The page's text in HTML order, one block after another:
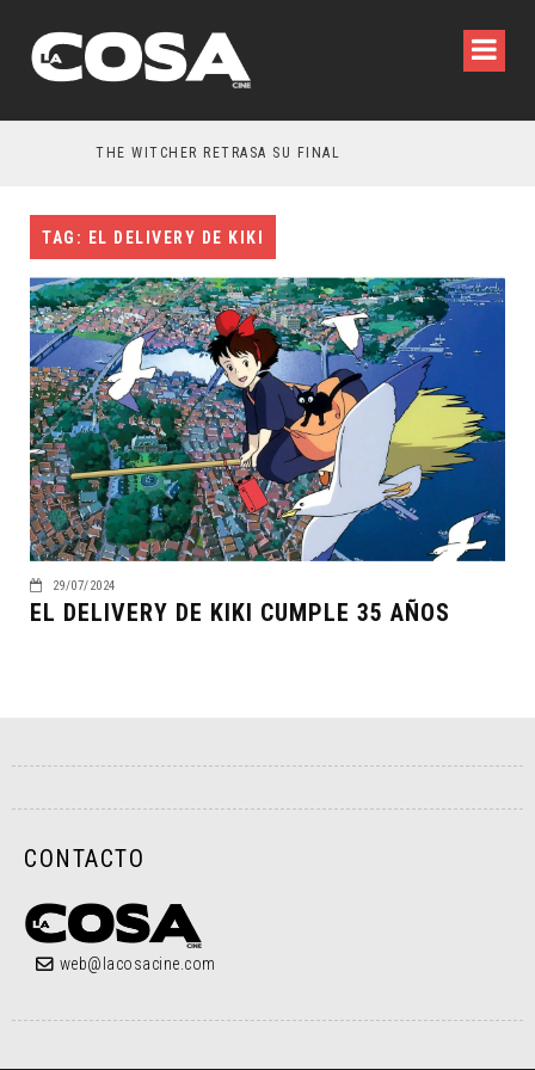
THE WITCHER RETRASA SU FINAL
TAG: EL DELIVERY DE KIKI
29/07/2024
EL DELIVERY DE KIKI CUMPLE 35 AÑOS
CONTACTO
web@lacosacine.com